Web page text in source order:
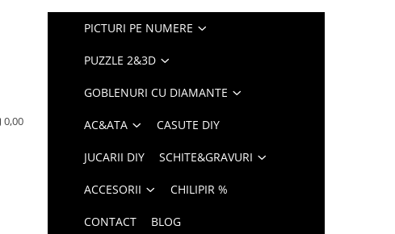
0,00
PICTURI PE NUMERE
PUZZLE 2&3D
GOBLENURI CU DIAMANTE
AC&ATA CASUTE DIY
JUCARII DIY SCHITE&GRAVURI
ACCESORII CHILIPIR %
CONTACT BLOG